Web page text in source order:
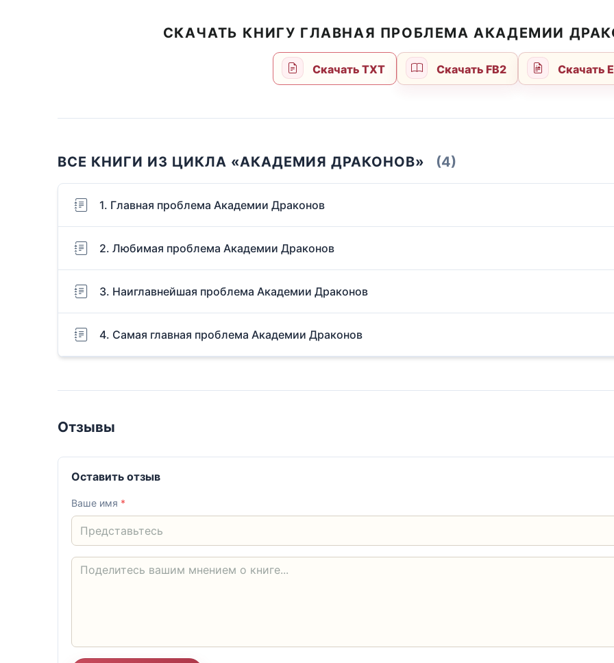
СКАЧАТЬ КНИГУ ГЛАВНАЯ ПРОБЛЕМА АКАДЕМИИ
Скачать TXT Скачать FB2 Скачать
ВСЕ КНИГИ ИЗ ЦИКЛА «АКАДЕМИЯ ДРАКОНОВ» (4)
1. Главная проблема Академии Драконов
2. Любимая проблема Академии Драконов
3. Наиглавнейшая проблема Академии Драконов
4. Самая главная проблема Академии Драконов
Отзывы
Оставить отзыв
Ваше имя *